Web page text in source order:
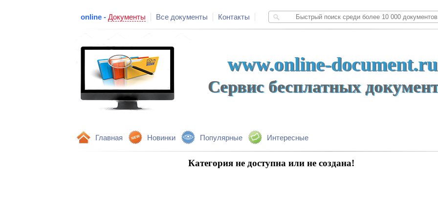
online - Документы Все документы Контакты
www.online-document.ru
Сервис бесплатных
Главная Новинки Популярные Интересные
Категория не доступна или не создана!